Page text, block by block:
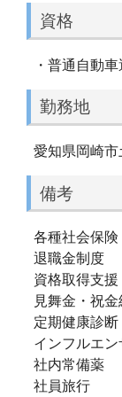
資格
・普通自動
勤務地
愛知県岡崎
備考
各種社会保険
退職金制度
資格取得支援
見舞金・祝
定期健康診断
インフルエ
社内常備薬
社員旅行